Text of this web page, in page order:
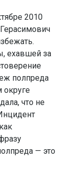
2010
ехавшей за
полпреда
округе
что не
— это